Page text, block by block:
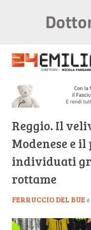
Reggio. Il
Modenese e
individuati
rottame
FERRUCCIO DEL BUE